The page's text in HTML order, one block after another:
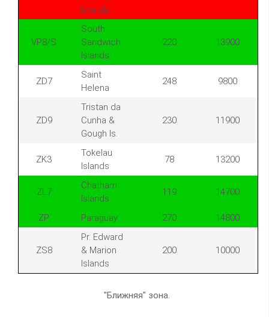
Islands
VP8/S
South
Sandwich
Islands
220 13900
ZD7
Saint
Helena
248 9800
ZD9
Tristan da
Cunha &
Gough Is.
230 11900
ZK3
Tokelau
Islands
78 13200
ZL7
Chatham
Islands
119 14700
ZP Paraguay 270 14800
ZS8
Pr. Edward
& Marion
Islands
200 10000
"Ближняя" зона.